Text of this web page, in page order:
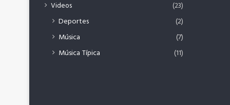
Videos
(23)
Deportes
(2)
Música
(7)
Música Típica
(11)